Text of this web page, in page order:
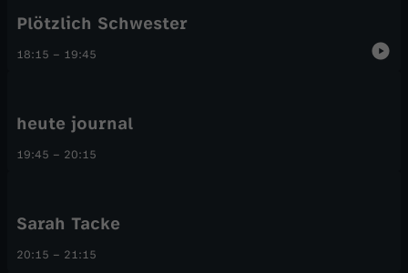
Plötzlich Schwester
18:15 – 19:45
heute journal
19:45 – 20:15
Sarah Tacke
20:15 – 21:15